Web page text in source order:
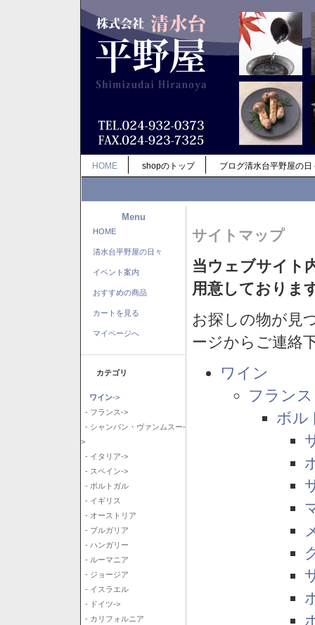
HOME shopのトップ ブログ清水台平野屋の日
Menu
HOME
清水台平野屋の日々
イベント案内
おすすめの商品
カートを見る
マイページへ
カテゴリ
ワイン->
- フランス->
- シャンパン・ヴァンムスー-
>
- イタリア->
- スペイン->
- ポルトガル
- イギリス
- オーストリア
- ブルガリア
- ハンガリー
- ルーマニア
- ジョージア
- イスラエル
- ドイツ->
- カリフォルニア
サイトマップ
当ウェブサイト
用意しておりま
お探しの物が見
ージからご連絡
ワイン
フランス
ボル